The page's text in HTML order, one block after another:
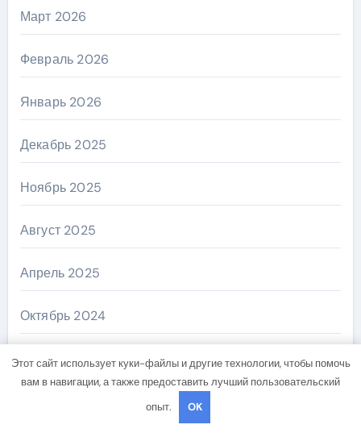
Март 2026
Февраль 2026
Январь 2026
Декабрь 2025
Ноябрь 2025
Август 2025
Апрель 2025
Октябрь 2024
Сентябрь 2024
Этот сайт использует куки-файлы и другие технологии, чтобы помочь
вам в навигации, а также предоставить лучший пользовательский
опыт.
OK